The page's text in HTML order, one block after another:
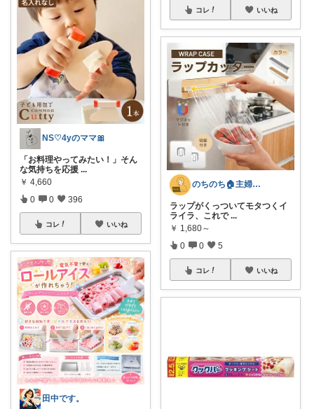
NS♡4yのママ🎀
「お料理やってみたい！」そん
な気持ちを応援 ...
￥ 4,660
0 0 396
コレ いいね
田中です。
コレ いいね
のちのち🏠主婦のお買い物room
ラップがくっついてモタつくイ
ライラ、これで ...
￥ 1,680～
0 0 5
コレ いいね